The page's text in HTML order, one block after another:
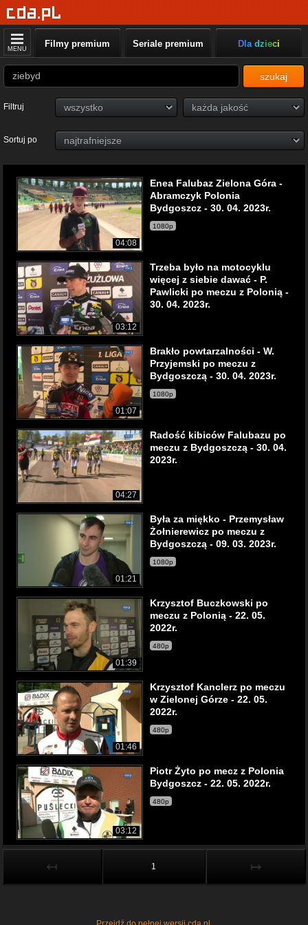
MENU Filmy premium Seriale premium Dla dzieci
szukaj
Filtruj
Sortuj po
04:08
Enea Falubaz Zielona Góra -
Abramczyk Polonia
Bydgoszcz - 30. 04. 2023r.
1080p
03:12
Trzeba było na motocyklu
więcej z siebie dawać - P.
Pawlicki po meczu z Polonią -
30. 04. 2023r.
01:07
Brakło powtarzalności - W.
Przyjemski po meczu z
Bydgoszczą - 30. 04. 2023r.
1080p
04:27
Radość kibiców Falubazu po
meczu z Bydgoszczą - 30. 04.
2023r.
01:21
Była za miękko - Przemysław
Żołnierewicz po meczu z
Bydgoszczą - 09. 03. 2023r.
1080p
01:39
Krzysztof Buczkowski po
meczu z Polonią - 22. 05.
2022r.
480p
01:46
Krzysztof Kanclerz po meczu
w Zielonej Górze - 22. 05.
2022r.
480p
03:12
Piotr Żyto po mecz z Polonia
Bydgoszcz - 22. 05. 2022r.
480p
↤ 1 ↦